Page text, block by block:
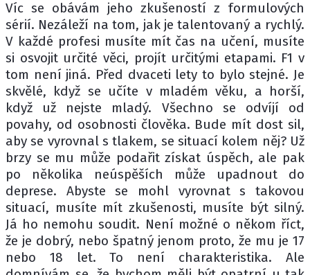
Víc se obávám jeho zkušeností z formulových
sérií. Nezáleží na tom, jak je talentovaný a rychlý.
V každé profesi musíte mít čas na učení, musíte
si osvojit určité věci, projít určitými etapami. F1 v
tom není jiná. Před dvaceti lety to bylo stejné. Je
skvělé, když se učíte v mladém věku, a horší,
když už nejste mladý. Všechno se odvíjí od
povahy, od osobnosti člověka. Bude mít dost sil,
aby se vyrovnal s tlakem, se situací kolem něj? Už
brzy se mu může podařit získat úspěch, ale pak
po několika neúspěších může upadnout do
deprese. Abyste se mohl vyrovnat s takovou
situací, musíte mít zkušenosti, musíte být silný.
Já ho nemohu soudit. Není možné o někom říct,
že je dobrý, nebo špatný jenom proto, že mu je 17
nebo 18 let. To není charakteristika. Ale